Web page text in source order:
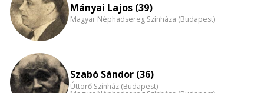
Mányai Lajos (39)
Magyar Néphadsereg Színháza (Budapest)
Szabó Sándor (36)
Úttörő Színház (Budapest)